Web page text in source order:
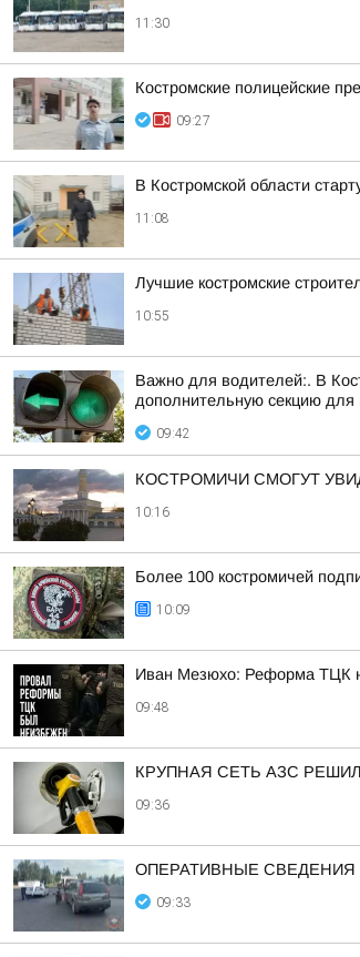
11:30
Костромские полицейские
09:27
В Костромской области
11:08
Лучшие костромские
10:55
Важно для водителей:. В
дополнительную секцию для
09:42
КОСТРОМИЧИ СМОГУТ
10:16
Более 100 костромичей
10:09
Иван Мезюхо: Реформа ТЦК
09:48
КРУПНАЯ СЕТЬ АЗС
09:36
ОПЕРАТИВНЫЕ СВЕДЕНИЯ
09:33